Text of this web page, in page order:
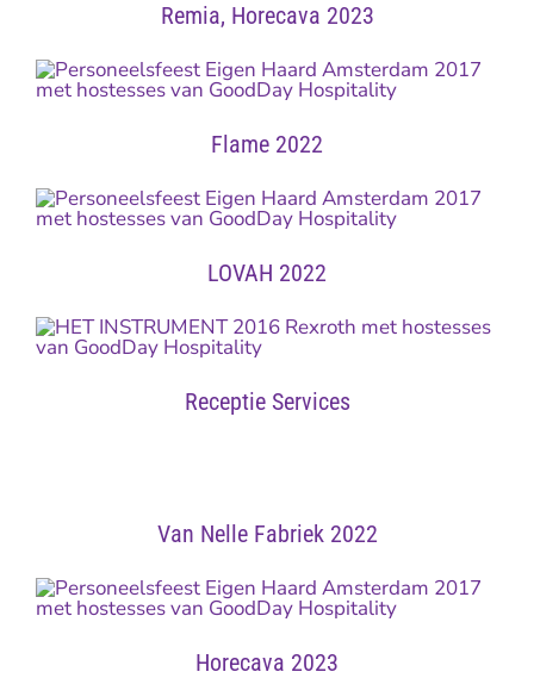
Remia, Horecava 2023
Flame 2022
LOVAH 2022
Receptie Services
Van Nelle Fabriek 2022
Horecava 2023